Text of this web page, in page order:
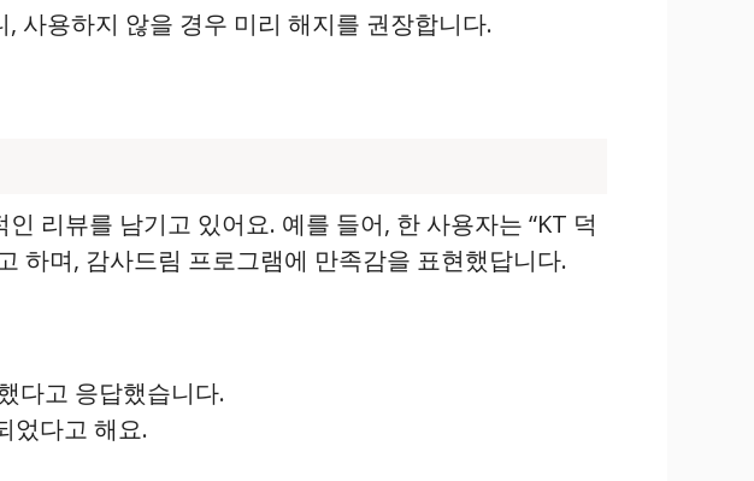
사용하지 않을 경우 미리 해지를 권장합니다.
리뷰를 남기고 있어요. 예를 들어, 한 사용자는 “KT 덕
하며, 감사드림 프로그램에 만족감을 표현했답니다.
다고 응답했습니다.
었다고 해요.